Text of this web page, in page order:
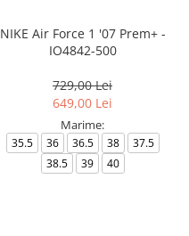
NIKE Air Force 1 '07 Prem+ -
IO4842-500
729,00 Lei
649,00 Lei
Marime:
35.5 36 36.5 38
37.5
38.5
39 40